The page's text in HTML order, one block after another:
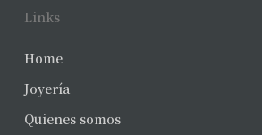
Links
Home
Joyería
Quienes somos